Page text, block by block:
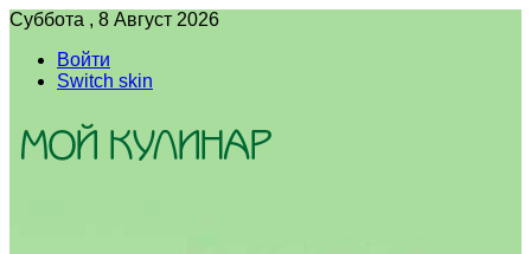
Суббота , 8 Август 2026
Войти
Switch skin